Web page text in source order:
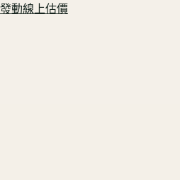
發動線上估價